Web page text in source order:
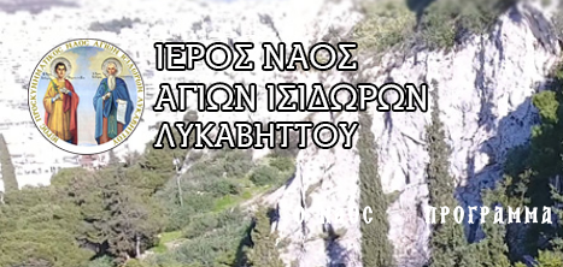
Ο ΝΑΟΣ ΠΡΟΓΡΑΜΜΑ